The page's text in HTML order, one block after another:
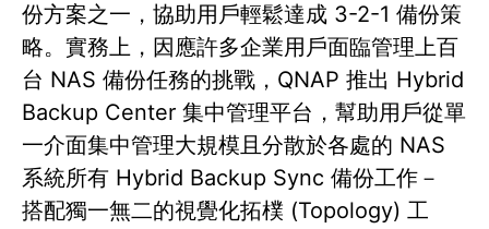
份方案之一，協助用戶輕鬆達成 3-2-1 備份策
略。實務上，因應許多企業用戶面臨管理上百
台 NAS 備份任務的挑戰，QNAP 推出 Hybrid
Backup Center 集中管理平台，幫助用戶從單
一介面集中管理大規模且分散於各處的 NAS
系統所有 Hybrid Backup Sync 備份工作－
搭配獨一無二的視覺化拓樸 (Topology) 工